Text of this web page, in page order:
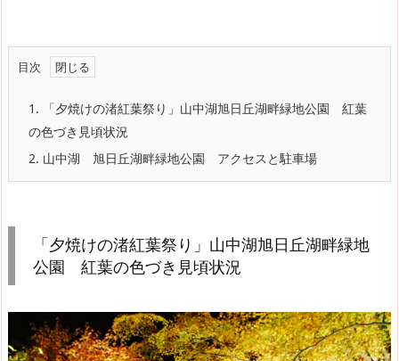
目次
1. 「夕焼けの渚紅葉祭り」山中湖旭日丘湖畔緑地公園 紅葉
の色づき見頃状況
2. 山中湖 旭日丘湖畔緑地公園 アクセスと駐車場
「夕焼けの渚紅葉祭り」山中湖旭日丘湖畔緑地
公園 紅葉の色づき見頃状況